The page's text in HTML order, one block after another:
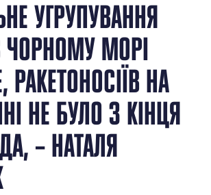
УГРУПУВАННЯ
ЧОРНОМУ МОРІ
РАКЕТОНОСІЇВ НА
НЕ БУЛО З КІНЦЯ
– НАТАЛЯ